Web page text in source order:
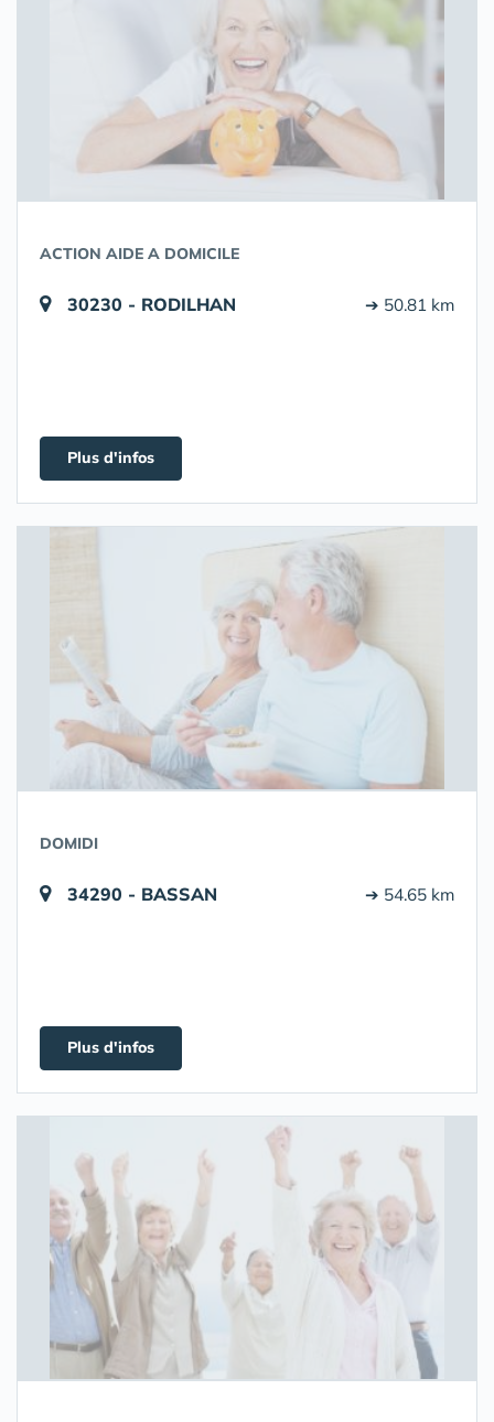
ACTION AIDE A DOMICILE
30230 - RODILHAN ➔ 50.81 km
Plus d'infos
DOMIDI
34290 - BASSAN ➔ 54.65 km
Plus d'infos